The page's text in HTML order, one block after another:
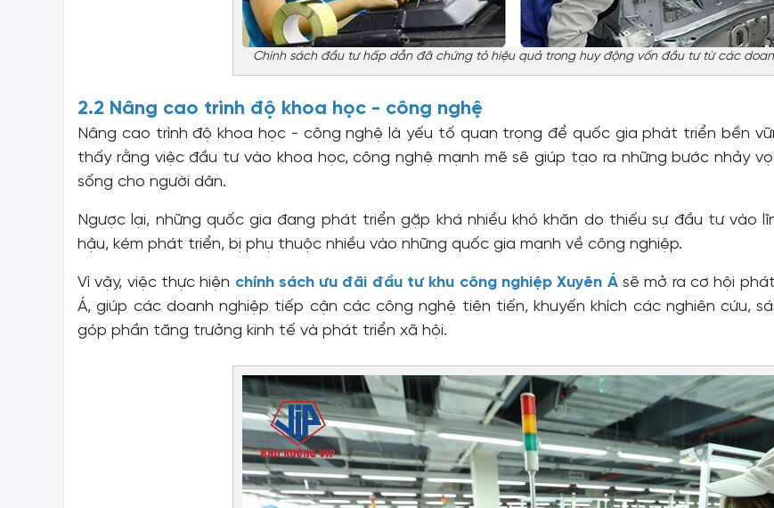
Chính sách đầu tư hấp dẫn đã chứng tỏ hiệu quả trong huy động vốn đầu tư từ các
2.2 Nâng cao trình độ khoa học - công nghệ
Nâng cao trình độ khoa học - công nghệ là yếu tố quan trọng để quốc gia phát triển bền
thấy rằng việc đầu tư vào khoa học, công nghệ mạnh mẽ sẽ giúp tạo ra những bước nhảy
sống cho người dân.
Ngược lại, những quốc gia đang phát triển gặp khá nhiều khó khăn do thiếu sự đầu tư vào
hậu, kém phát triển, bị phụ thuộc nhiều vào những quốc gia mạnh về công nghiệp.
Vì vậy, việc thực hiện chính sách ưu đãi đầu tư khu công nghiệp Xuyên Ásẽ mở ra cơ hội
Á, giúp các doanh nghiệp tiếp cận các công nghệ tiên tiến, khuyến khích các nghiên cứu,
góp phần tăng trưởng kinh tế và phát triển xã hội.